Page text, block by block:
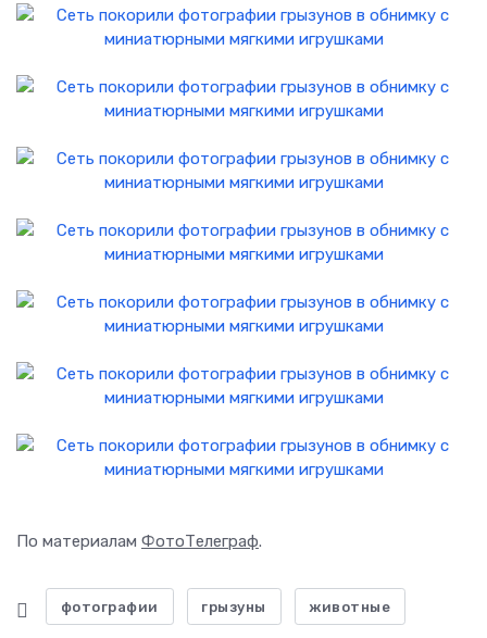
По материалам ФотоТелеграф.
фотографии грызуны животные